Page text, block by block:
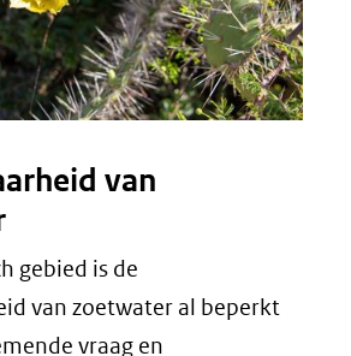
van
gebied is de
van zoetwater al beperkt
vraag en